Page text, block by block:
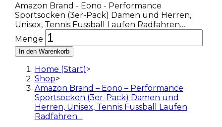
Amazon Brand - Eono - Performance
Sportsocken (3er-Pack) Damen und Herren,
Unisex, Tennis Fussball Laufen Radfahren…
Menge
In den Warenkorb
Home (Start)>
Shop>
Amazon Brand – Eono – Performance
Sportsocken (3er-Pack) Damen und
Herren, Unisex, Tennis Fussball Laufen
Radfahren…